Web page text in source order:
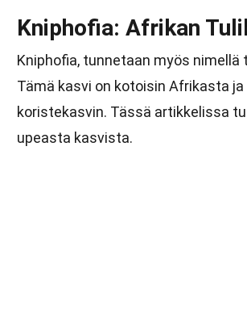
Kniphofia: Afrikan
Kniphofia, tunnetaan myös nimellä
Tämä kasvi on kotoisin Afrikasta
koristekasvin. Tässä artikkelissa
upeasta kasvista.